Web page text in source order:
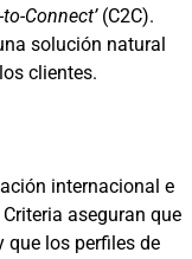
to-Connect’ (C2C).
solución natural
clientes.
internacional e
aseguran que
que los perfiles de